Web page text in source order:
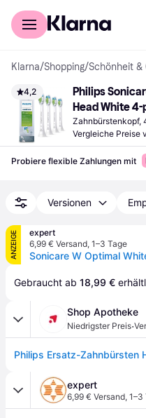
Für Shopper
Klarna/Shopping/Schönheit &
4,2
Philips
Head White
Zahnbürstenkopf,
Vergleiche Preise
Probiere flexible Zahlungen mit
Versionen
ANZEIGE
expert
6,99 € Versand, 1–3 Tage
Gebraucht ab 18,99 €
Shop Apotheke
Niedrigster Preis·
expert
6,99 € Versand, 1–3